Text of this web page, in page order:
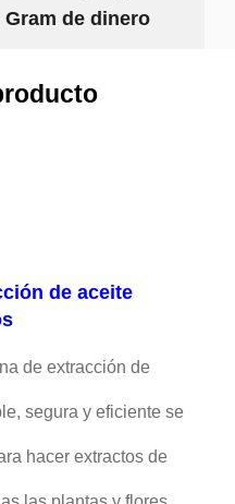
de dinero
de aceite
de extracción de
segura y eficiente se
hacer extractos de